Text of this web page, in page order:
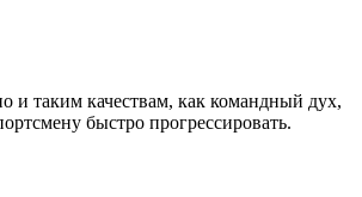
и таким качествам, как командный дух,
быстро прогрессировать.